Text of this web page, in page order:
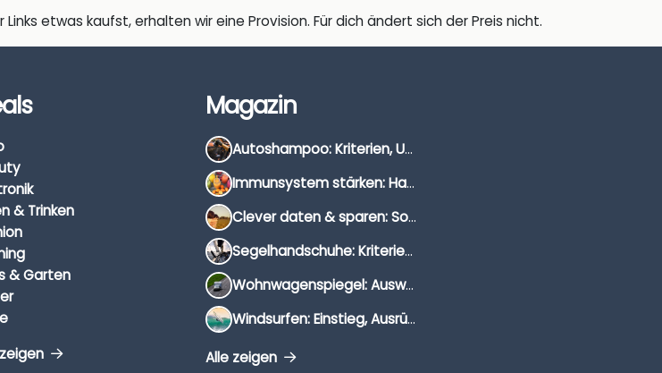
etwas kaufst, erhalten wir eine Provision. Für dich ändert sich der Preis nicht.
& Trinken
& Garten
Magazin
Autoshampoo: Kriterien, Unterschiede & Anwendung
Immunsystem stärken: Hausmittel, Vitamine & Wissenswertes
Clever daten & sparen: So findest du die besten Deals für Dates und Unternehmungen
Segelhandschuhe: Kriterien, Materialien & Tipps
Wohnwagenspiegel: Auswahl, Preise & Montage
Windsurfen: Einstieg, Ausrüstung & Tipps
Alle zeigen